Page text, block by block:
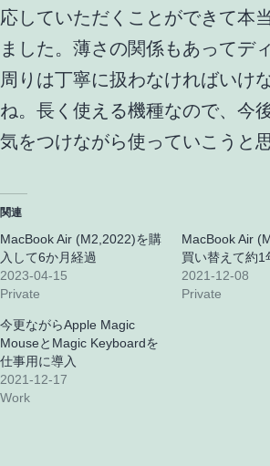
応していただくことができて本
ました。薄さの関係もあってデ
周りは丁寧に扱わなければいけ
ね。長く使える機種なので、今
気をつけながら使っていこうと
関連
MacBook Air (M2,2022)を購
入して6か月経過
2023-04-15
Private
MacBook Air
買い替えて約1
2021-12-08
Private
今更ながらApple Magic
MouseとMagic Keyboardを
仕事用に導入
2021-12-17
Work